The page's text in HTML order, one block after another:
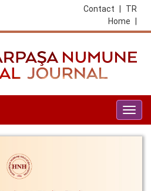
TR
Contact
Home